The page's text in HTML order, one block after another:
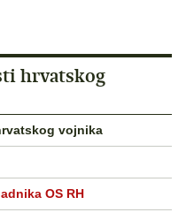
hrvatskog
vojnika
OS RH